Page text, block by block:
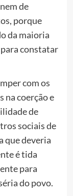
de
porque
da maioria
constatar
com os
na coerção e
de
sociais de
que deveria
é tida
para
do povo.